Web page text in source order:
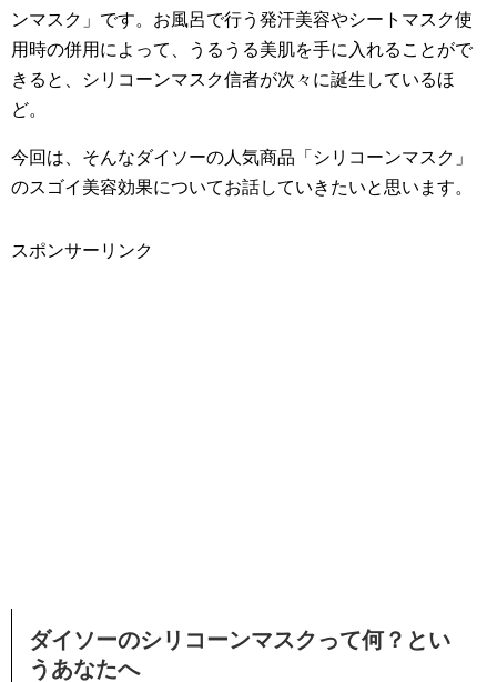
ンマスク」です。お風呂で行う発汗美容やシートマスク使
用時の併用によって、うるうる美肌を手に入れることがで
きると、シリコーンマスク信者が次々に誕生しているほ
ど。
今回は、そんなダイソーの人気商品「シリコーンマスク」
のスゴイ美容効果についてお話していきたいと思います。
スポンサーリンク
ダイソーのシリコーンマスクって何？とい
うあなたへ